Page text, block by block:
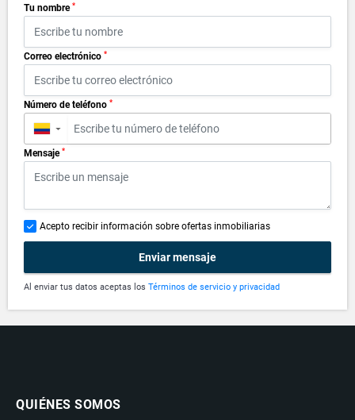
Tu nombre *
Correo electrónico *
Número de teléfono *
▼
Mensaje *
Acepto recibir información sobre ofertas inmobiliarias
Enviar mensaje
Al enviar tus datos aceptas los Términos de servicio y privacidad
QUIÉNES SOMOS